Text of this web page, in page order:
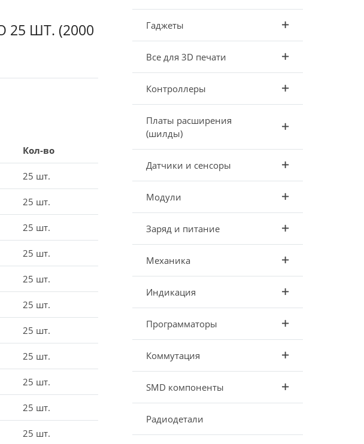
ШТ. (2000
Кол-во
25 шт.
25 шт.
25 шт.
25 шт.
25 шт.
25 шт.
25 шт.
25 шт.
25 шт.
25 шт.
25 шт.
Гаджеты
Все для 3D печати
Контроллеры
Платы расширения
(шилды)
Датчики и сенсоры
Модули
Заряд и питание
Механика
Индикация
Программаторы
Коммутация
SMD компоненты
Радиодетали